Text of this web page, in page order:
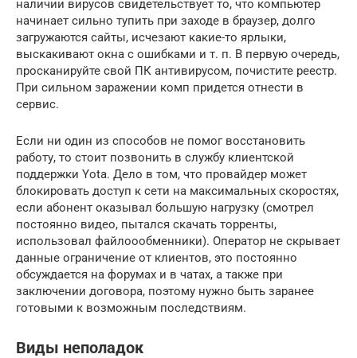
наличии вирусов свидетельствует то, что компьютер
начинает сильно тупить при заходе в браузер, долго
загружаются сайты, исчезают какие-то ярлыки,
выскакивают окна с ошибками и т. п. В первую очередь,
просканируйте свой ПК антивирусом, почистите реестр.
При сильном заражении комп придется отнести в
сервис.
Если ни один из способов не помог восстановить
работу, то стоит позвонить в службу клиентской
поддержки Yota. Дело в том, что провайдер может
блокировать доступ к сети на максимальных скоростях,
если абонент оказывал большую нагрузку (смотрел
постоянно видео, пытался скачать торренты,
использовал файлоообменники). Оператор не скрывает
данные ограничение от клиентов, это постоянно
обсуждается на форумах и в чатах, а также при
заключении договора, поэтому нужно быть заранее
готовыми к возможным последствиям.
Виды неполадок